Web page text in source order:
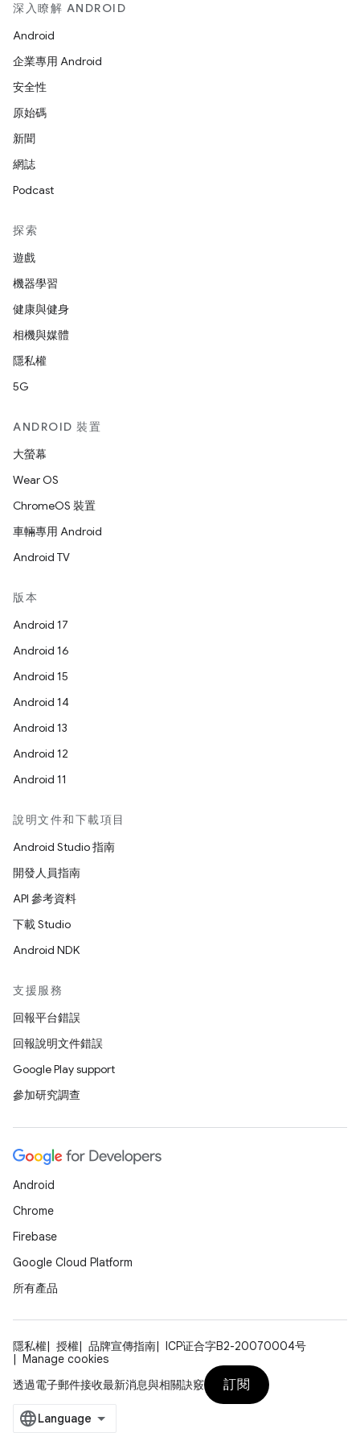
深入瞭解 ANDROID
Android
企業專用 Android
安全性
原始碼
新聞
網誌
Podcast
探索
遊戲
機器學習
健康與健身
相機與媒體
隱私權
5G
ANDROID 裝置
大螢幕
Wear OS
ChromeOS 裝置
車輛專用 Android
Android TV
版本
Android 17
Android 16
Android 15
Android 14
Android 13
Android 12
Android 11
說明文件和下載項目
Android Studio 指南
開發人員指南
API 參考資料
下載 Studio
Android NDK
支援服務
回報平台錯誤
回報說明文件錯誤
Google Play support
參加研究調查
Android
Chrome
Firebase
Google Cloud Platform
所有產品
隱私權 授權 品牌宣傳指南
ICP证合字B2-20070004号
Manage cookies
透過電子郵件接收最新消息與相關訣竅
訂閱